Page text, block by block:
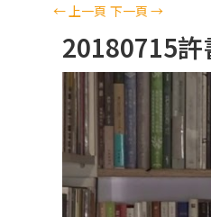
← 上一頁 下一頁 →
20180715許